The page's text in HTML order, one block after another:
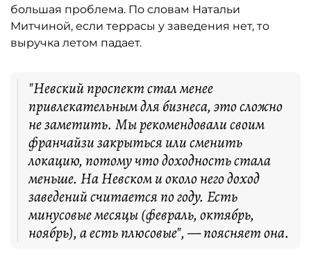
большая проблема. По словам Натальи
Митчиной, если террасы у заведения нет, то
выручка летом падает.
"Невский проспект стал менее
привлекательным для бизнеса, это сложно
не заметить. Мы рекомендовали своим
франчайзи закрыться или сменить
локацию, потому что доходность стала
меньше. На Невском и около него доход
заведений считается по году. Есть
минусовые месяцы (февраль, октябрь,
ноябрь), а есть плюсовые", — поясняет она.